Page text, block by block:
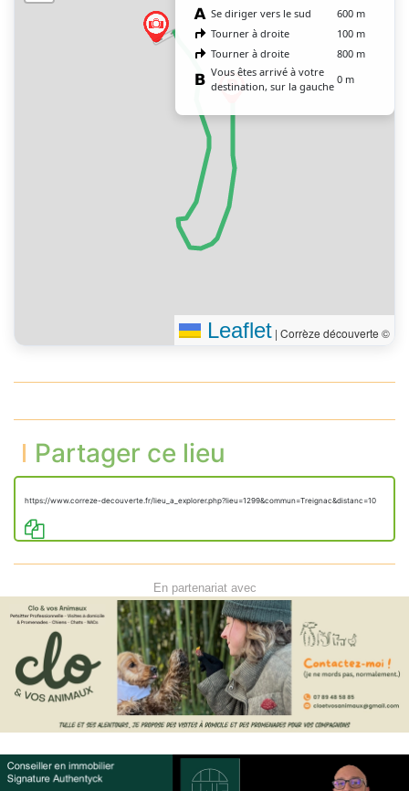
Se diriger vers le sud
600 m
Tourner à droite
100 m
Tourner à droite
800 m
Vous êtes arrivé à votre
destination, sur la gauche
0 m
Leaflet | Corrèze découverte ©
Partager ce lieu
https://www.correze-decouverte.fr/lieu_a_explorer.php?lieu=1299&commun=Treignac&distanc=10
En partenariat avec